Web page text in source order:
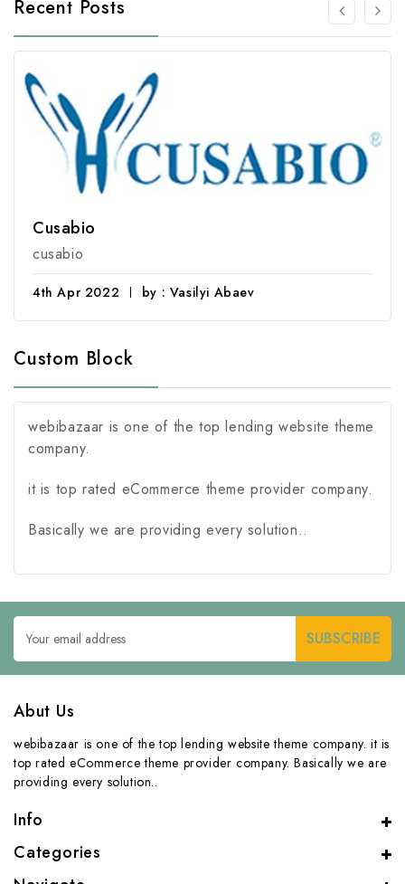
Recent Posts
Cusabio
cusabio
4th Apr 2022 by : Vasilyi Abaev
Custom Block
webibazaar is one of the top lending website theme
company.
it is top rated eCommerce theme provider company.
Basically we are providing every solution..
Email
Address
Abut Us
webibazaar is one of the top lending website theme company. it is
top rated eCommerce theme provider company. Basically we are
providing every solution..
Info
Categories